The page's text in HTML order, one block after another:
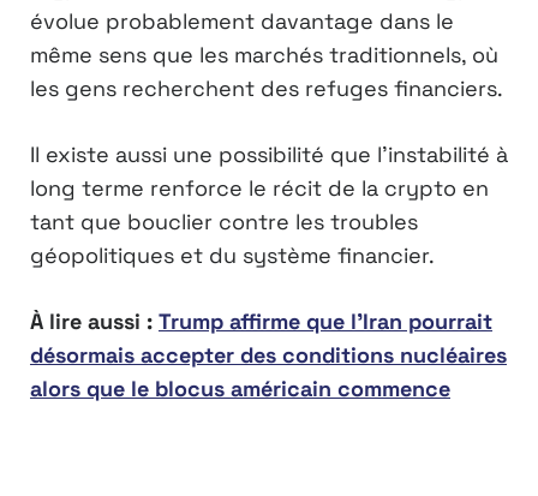
évolue probablement davantage dans le
même sens que les marchés traditionnels, où
les gens recherchent des refuges financiers.
Il existe aussi une possibilité que l’instabilité à
long terme renforce le récit de la crypto en
tant que bouclier contre les troubles
géopolitiques et du système financier.
À lire aussi : Trump affirme que l’Iran pourrait
désormais accepter des conditions nucléaires
alors que le blocus américain commence